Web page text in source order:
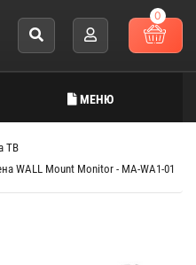
0
МЕНЮ
ТВ
WALL Mount Monitor - MA-WA1-01